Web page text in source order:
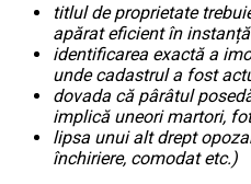
titlul de proprietate
apărat eficient în instanță
identificarea exactă a
unde cadastrul a fost
dovada că pârâtul
implică uneori martori,
lipsa unui alt drept
închiriere, comodat etc.)